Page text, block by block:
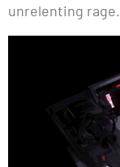
unrelenting rage.